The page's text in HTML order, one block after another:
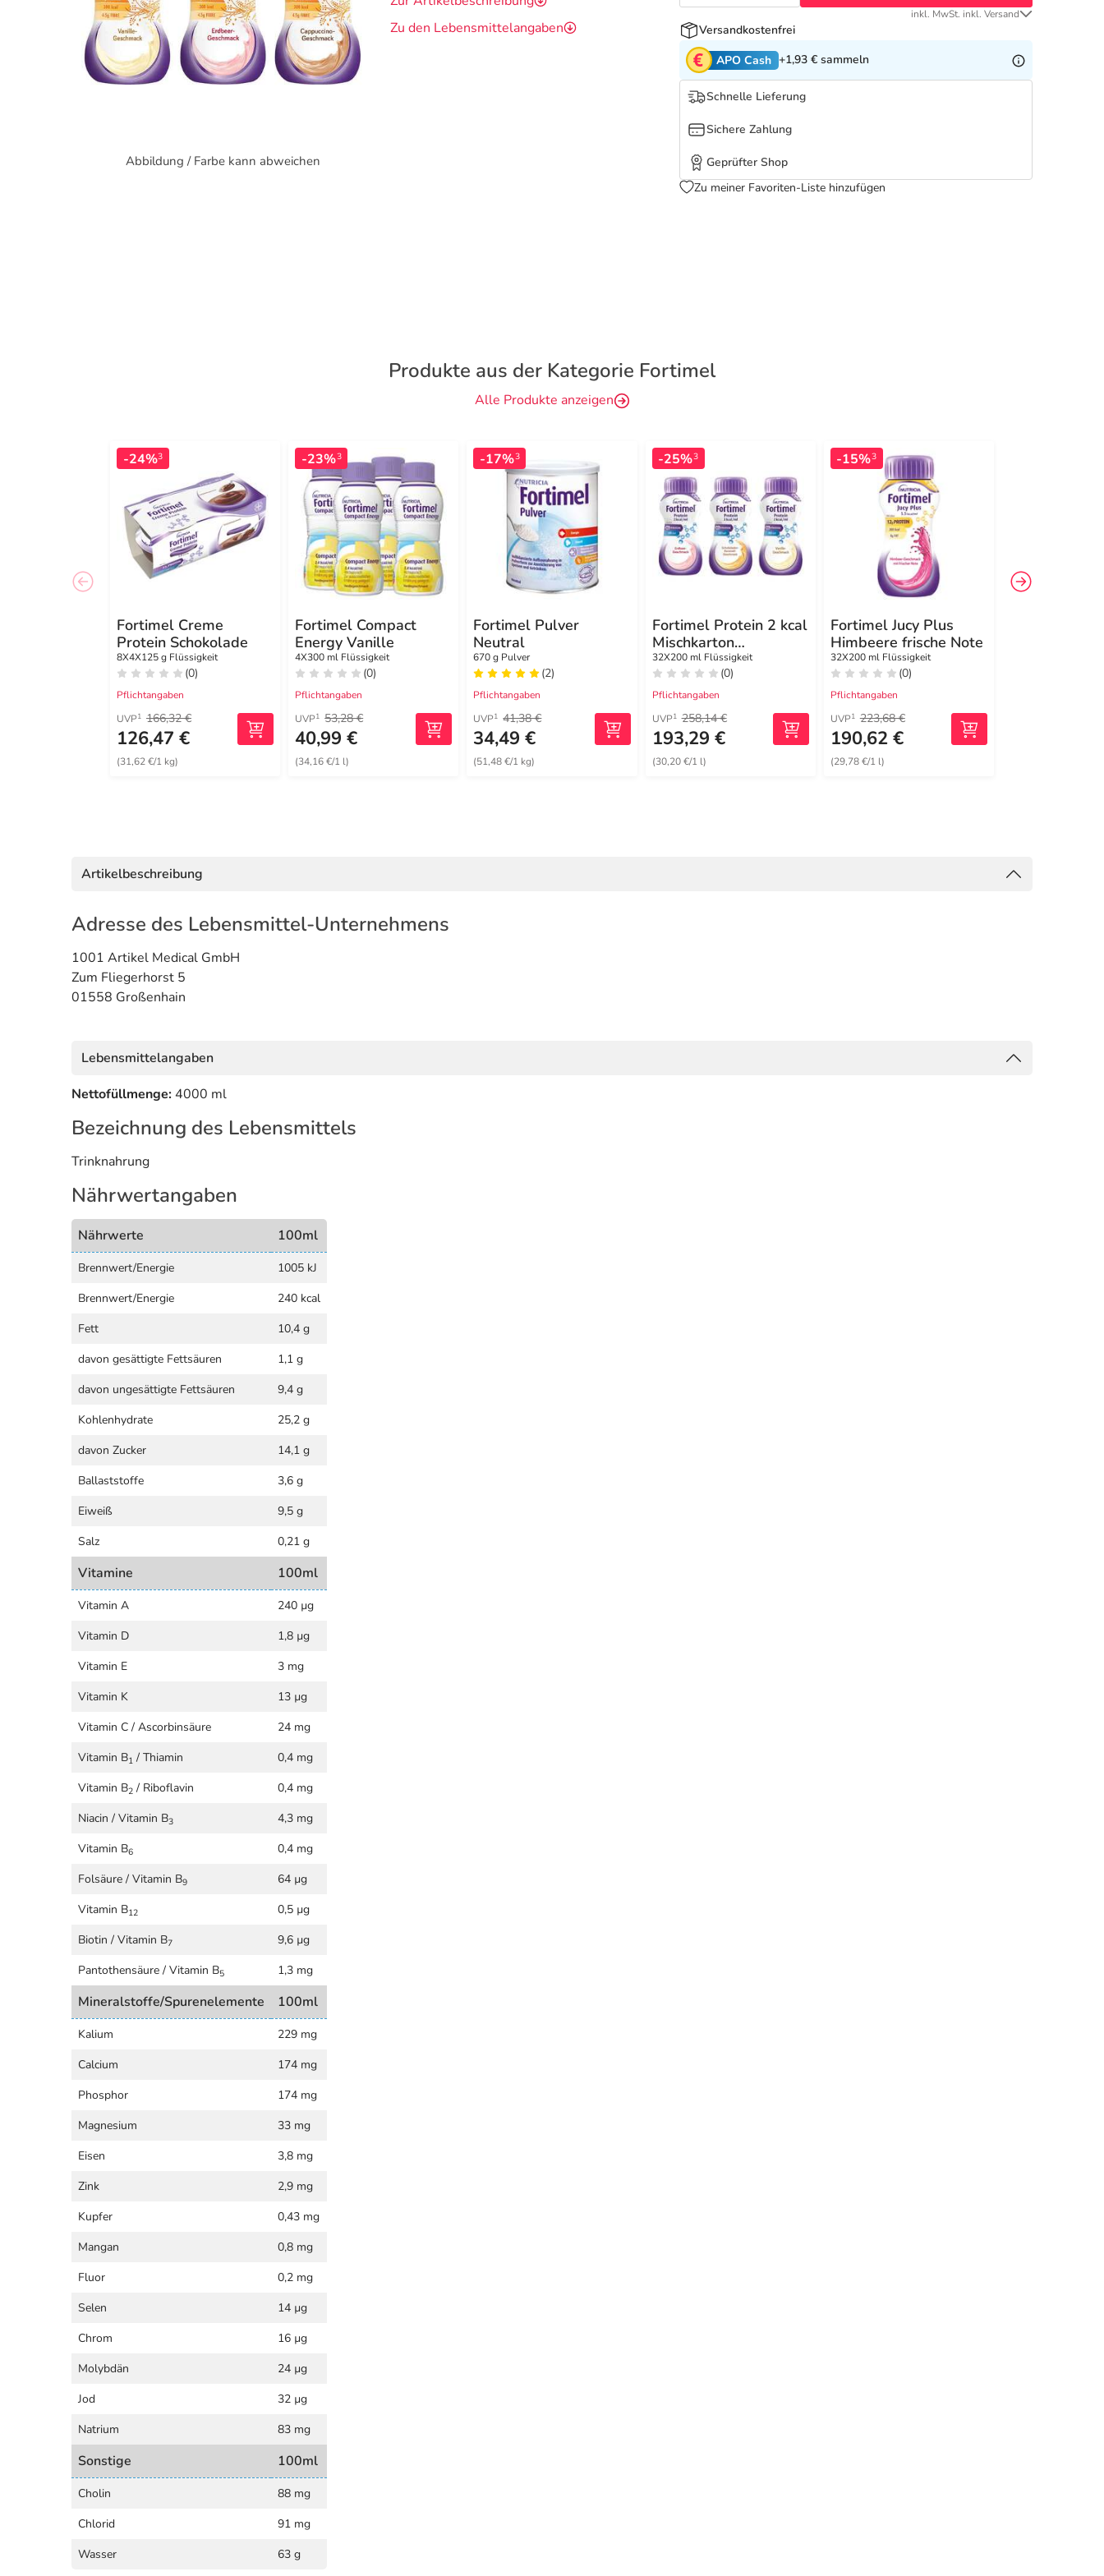
Abbildung / Farbe kann abweichen
Zu den Lebensmittelangaben
inkl. MwSt. inkl. Versand
Versandkostenfrei
APO Cash +1,93 € sammeln
Schnelle Lieferung
Sichere Zahlung
Geprüfter Shop
Zu meiner Favoriten-Liste hinzufügen
Produkte aus der Kategorie Fortimel
Alle Produkte anzeigen
-24%3
Fortimel Creme
Protein Schokolade
8X4X125 g Flüssigkeit
(0)
Pflichtangaben
UVP1 166,32 €
126,47 €
(31,62 €/1 kg)
-23%3
Fortimel Compact
Energy Vanille
4X300 ml Flüssigkeit
(0)
Pflichtangaben
UVP1 53,28 €
40,99 €
(34,16 €/1 l)
-17%3
Fortimel Pulver
Neutral
670 g Pulver
(2)
Pflichtangaben
UVP1 41,38 €
34,49 €
(51,48 €/1 kg)
-25%3
Fortimel Protein 2 kcal
Mischkarton
Trinknahrung
32X200 ml Flüssigkeit
(0)
Pflichtangaben
UVP1 258,14 €
193,29 €
(30,20 €/1 l)
-15%3
Fortimel Jucy Plus
Himbeere frische Note
32X200 ml Flüssigkeit
(0)
Pflichtangaben
UVP1 223,68 €
190,62 €
(29,78 €/1 l)
Artikelbeschreibung
Adresse des Lebensmittel-Unternehmens
1001 Artikel Medical GmbH
Zum Fliegerhorst 5
01558 Großenhain
Lebensmittelangaben
Nettofüllmenge: 4000 ml
Bezeichnung des Lebensmittels
Trinknahrung
Nährwertangaben
Nährwerte 100ml
Brennwert/Energie
1005 kJ
Brennwert/Energie
240 kcal
Fett
10,4 g
davon gesättigte Fettsäuren
1,1 g
davon ungesättigte Fettsäuren
9,4 g
Kohlenhydrate
25,2 g
davon Zucker
14,1 g
Ballaststoffe
3,6 g
Eiweiß
9,5 g
Salz
0,21 g
Vitamine 100ml
Vitamin A
240 µg
Vitamin D
1,8 µg
Vitamin E
3 mg
Vitamin K
13 µg
Vitamin C / Ascorbinsäure
24 mg
Vitamin B1 / Thiamin
0,4 mg
Vitamin B2 / Riboflavin
0,4 mg
Niacin / Vitamin B3
4,3 mg
Vitamin B6
0,4 mg
Folsäure / Vitamin B9
64 µg
Vitamin B12
0,5 µg
Biotin / Vitamin B7
9,6 µg
Pantothensäure / Vitamin B5 1,3 mg
Mineralstoffe/Spurenelemente 100ml
Kalium
229 mg
Calcium
174 mg
Phosphor
174 mg
Magnesium
33 mg
Eisen
3,8 mg
Zink
2,9 mg
Kupfer
0,43 mg
Mangan
0,8 mg
Fluor
0,2 mg
Selen
14 µg
Chrom
16 µg
Molybdän
24 µg
Jod
32 µg
Natrium
83 mg
Sonstige 100ml
Cholin
88 mg
Chlorid
91 mg
Wasser
63 g